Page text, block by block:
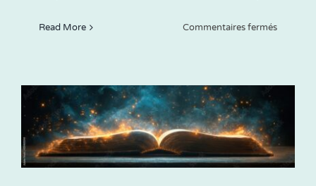
Read More Commentaires ferméssur